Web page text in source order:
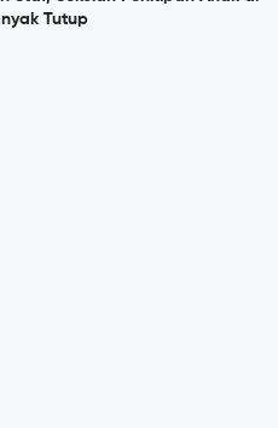
Tutup